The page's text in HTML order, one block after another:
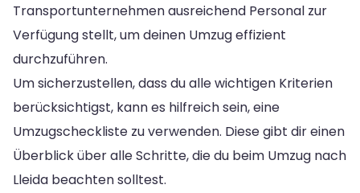
Transportunternehmen ausreichend Personal zur
Verfügung stellt, um deinen Umzug effizient
durchzuführen.
Um sicherzustellen, dass du alle wichtigen Kriterien
berücksichtigst, kann es hilfreich sein, eine
Umzugscheckliste zu verwenden. Diese gibt dir einen
Überblick über alle Schritte, die du beim Umzug nach
Lleida beachten solltest.